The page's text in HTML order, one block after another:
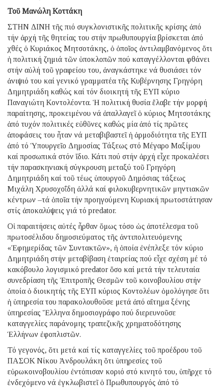
Τοῦ Μανώλη Κοττάκη
ΣΤΗΝ ΔΙΝΗ τῆς πιό συγκλονιστικῆς πολιτικῆς κρίσης ἀπό
τήν ἀρχή τῆς θητείας του στήν πρωθυπουργία βρίσκεται ἀπό
χθές ὁ Κυριάκος Μητσοτάκης, ὁ ὁποῖος ἀντιλαμβανόμενος ὅτι
ἡ πολιτική ζημιά τῶν ὑποκλοπῶν πού καταγγέλλονται φθάνει
στήν αὐλή τοῦ γραφείου του, ἀναγκάστηκε νά θυσιάσει τόν
ἀνιψιό του καί γενικό γραμματέα τῆς Κυβέρνησης Γρηγόρη
Δημητριάδη καθώς καί τόν διοικητή τῆς ΕΥΠ κύριο
Παναγιώτη Κοντολέοντα. Ἡ πολιτική θυσία ἔλαβε τήν μορφή
παραίτησης, προκειμένου νά ἀπαλλαγεῖ ὁ κύριος Μητσοτάκης
ἀπό τυχόν πολιτικές εὐθῦνες καθώς μία ἀπό τίς πρῶτες
ἀποφάσεις του ἦταν νά μεταβιβαστεῖ ἡ ἁρμοδιότητα τῆς ΕΥΠ
ἀπό τό Ὑπουργεῖο Δημοσίας Τάξεως στό Μέγαρο Μαξίμου
καί προσωπικά στόν ἴδιο. Κάτι πού στήν ἀρχή εἶχε προκαλέσει
τήν παρασκηνιακή σύγκρουση μεταξύ τοῦ Γρηγόρη
Δημητριάδη καί τοῦ τέως ὑπουργοῦ Δημόσιας τάξεως
Μιχάλη Χρυσοχοΐδη ἀλλά καί φιλοκυβερνητικῶν μηντιακῶν
κέντρων –τά ὁποῖα τήν προηγούμενη Κυριακή πρωτοστάτησαν
στίς ἀποκαλύψεις γιά τό predator.
Οἱ παραιτήσεις αὐτές ἦρθαν ὅμως τόσο ὡς ἀποτέλεσμα τοῦ
πρωτοσέλιδου δημοσιεύματος τῆς ἀντιπολιτευόμενης
«Ἐφημερίδας τῶν Συντακτῶν», ἡ ὁποία ἐνέπλεξε τόν κύριο
Δημητριάδη στήν μεταβίβαση ἑταιρείας πού εἶχε σχέση μέ τό
κακόβουλο λογισμικό predator ὅσο καί μετά τήν τελευταία
συνεδρίαση τῆς Ἐπιτροπῆς Θεσμῶν τοῦ κοινοβουλίου στήν
ὁποία ὁ διοικητής τῆς ΕΥΠ κύριος Κοντολέων ὁμολόγησε ὅτι
ἡ ὑπηρεσία του παρακολουθοῦσε μετά ἀπό αἴτημα ξένης
ὑπηρεσίας Ἕλληνα δημοσιογράφο πού διερευνοῦσε
καταγγελίες παράνομης τραπεζικῆς χρηματοδότησης
Ἑλλήνων ἐφοπλιστῶν.
Τό γεγονός, ὅτι μετά καί τίς καταγγελίες τοῦ προέδρου τοῦ
ΠΑΣΟΚ Νίκου Ἀνδρουλάκη ὅτι ὑπηρεσίες τοῦ
εὐρωκοινοβουλίου ἐντόπισαν κοριό στό κινητό του, ὑπῆρχε τό
ἐνδεχόμενο νά ἐγκλωβιστεῖ ὁ Πρωθυπουργός ἀπό τό